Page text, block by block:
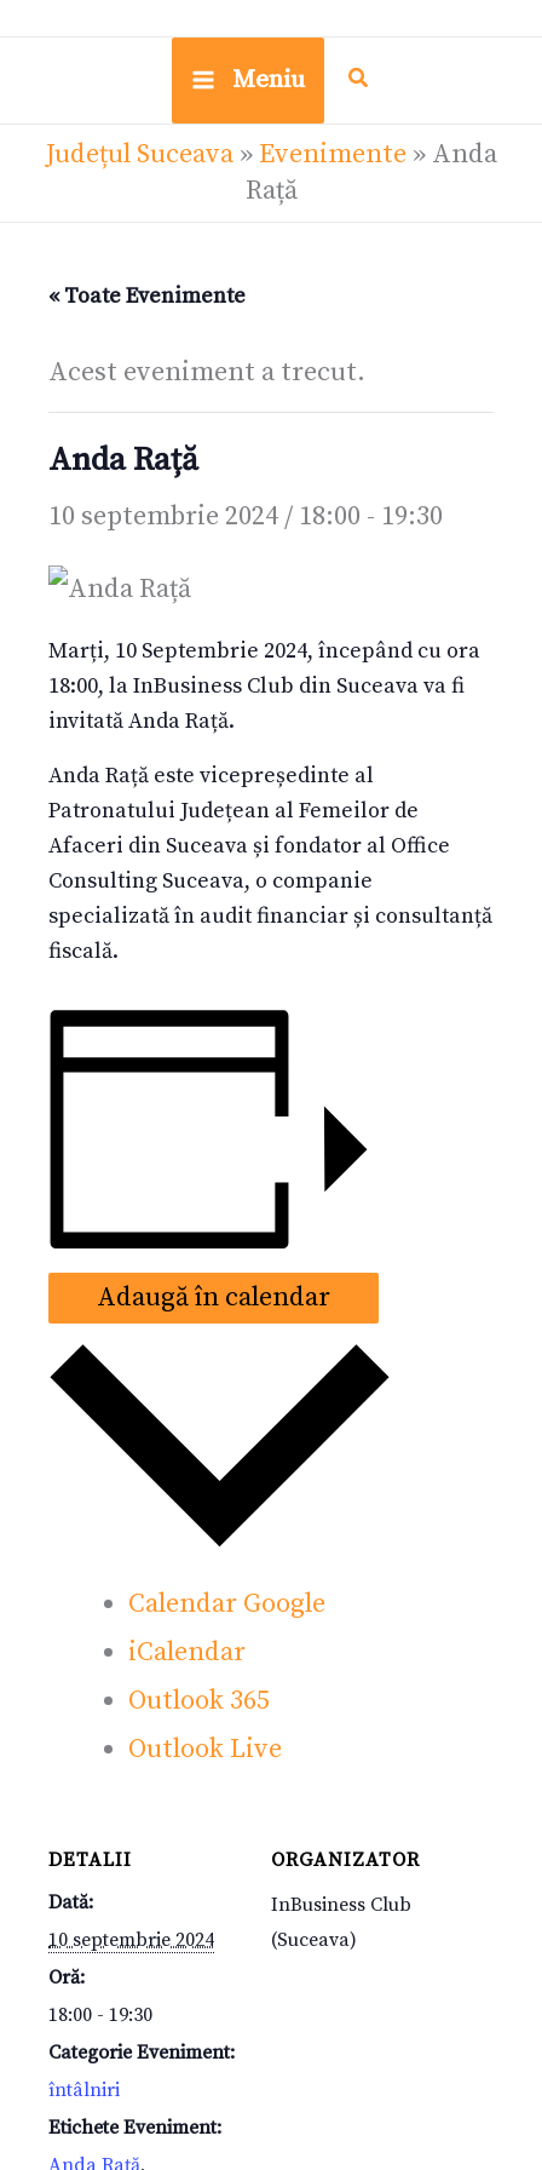
Meniu
Județul Suceava» Evenimente » Anda
Rață
« Toate Evenimente
Acest eveniment a trecut.
Anda Rață
10 septembrie 2024 / 18:00 - 19:30
Marți, 10 Septembrie 2024, începând cu ora
18:00, la InBusiness Club din Suceava va fi
invitată Anda Rață.
Anda Rață este vicepreședinte al
Patronatului Județean al Femeilor de
Afaceri din Suceava și fondator al Office
Consulting Suceava, o companie
specializată în audit financiar și consultanță
fiscală.
Adaugă în calendar
Calendar Google
iCalendar
Outlook 365
Outlook Live
DETALII
Dată:
10 septembrie 2024
Oră:
18:00 - 19:30
Categorie Eveniment:
întâlniri
Etichete Eveniment:
ORGANIZATOR
InBusiness Club
(Suceava)